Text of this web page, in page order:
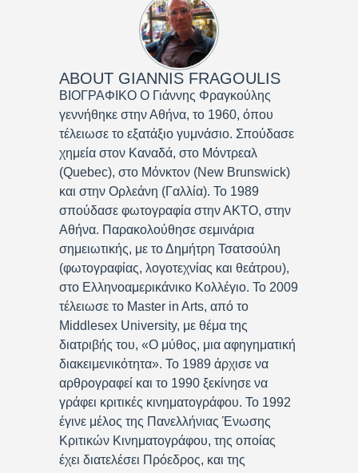
ABOUT GIANNIS FRAGOULIS
ΒΙΟΓΡΑΦΙΚΟ Ο Γιάννης Φραγκούλης
γεννήθηκε στην Αθήνα, το 1960, όπου
τέλειωσε το εξατάξιο γυμνάσιο. Σπούδασε
χημεία στον Καναδά, στο Μόντρεαλ
(Quebec), στο Μόνκτον (New Brunswick)
και στην Ορλεάνη (Γαλλία). Το 1989
σπούδασε φωτογραφία στην ΑΚΤΟ, στην
Αθήνα. Παρακολούθησε σεμινάρια
σημειωτικής, με το Δημήτρη Τσατσούλη
(φωτογραφίας, λογοτεχνίας και θεάτρου),
στο Ελληνοαμερικάνικο Κολλέγιο. Το 2009
τέλειωσε το Master in Arts, από το
Middlesex University, με θέμα της
διατριβής του, «Ο μύθος, μια αφηγηματική
διακειμενικότητα». Το 1989 άρχισε να
αρθρογραφεί και το 1990 ξεκίνησε να
γράφει κριτικές κινηματογράφου. Το 1992
έγινε μέλος της Πανελλήνιας Ένωσης
Κριτικών Κινηματογράφου, της οποίας
έχει διατελέσει Πρόεδρος, και της